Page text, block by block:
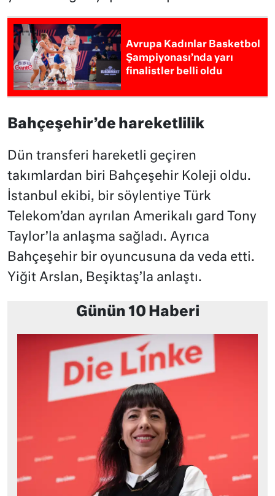
Avrupa Kadınlar Basketbol
Şampiyonası’nda yarı
finalistler belli oldu
Bahçeşehir’de hareketlilik
Dün transferi hareketli geçiren
takımlardan biri Bahçeşehir Koleji oldu.
İstanbul ekibi, bir söylentiye Türk
Telekom’dan ayrılan Amerikalı gard Tony
Taylor’la anlaşma sağladı. Ayrıca
Bahçeşehir bir oyuncusuna da veda etti.
Yiğit Arslan, Beşiktaş’la anlaştı.
Günün 10 Haberi